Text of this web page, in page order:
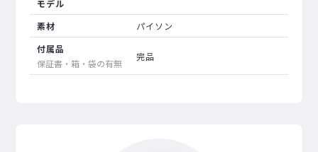
モデル
素材
パイソン
付属品
保証書・箱・袋の有無
完品